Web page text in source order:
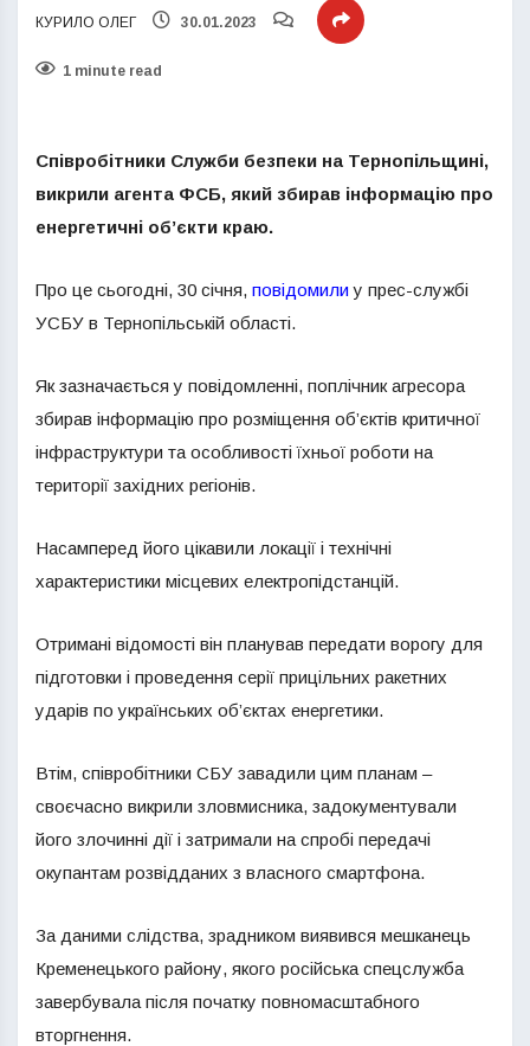
КУРИЛО ОЛЕГ 30.01.2023
1 minute read
Співробітники Служби безпеки на Тернопільщині,
викрили агента ФСБ, який збирав інформацію про
енергетичні об’єкти краю.
Про це сьогодні, 30 січня, повідомилиу прес-службі
УСБУ в Тернопільській області.
Як зазначається у повідомленні, поплічник агресора
збирав інформацію про розміщення об’єктів критичної
інфраструктури та особливості їхньої роботи на
території західних регіонів.
Насамперед його цікавили локації і технічні
характеристики місцевих електропідстанцій.
Отримані відомості він планував передати ворогу для
підготовки і проведення серії прицільних ракетних
ударів по українських об’єктах енергетики.
Втім, співробітники СБУ завадили цим планам –
своєчасно викрили зловмисника, задокументували
його злочинні дії і затримали на спробі передачі
окупантам розвідданих з власного смартфона.
За даними слідства, зрадником виявився мешканець
Кременецького району, якого російська спецслужба
завербувала після початку повномасштабного
вторгнення.